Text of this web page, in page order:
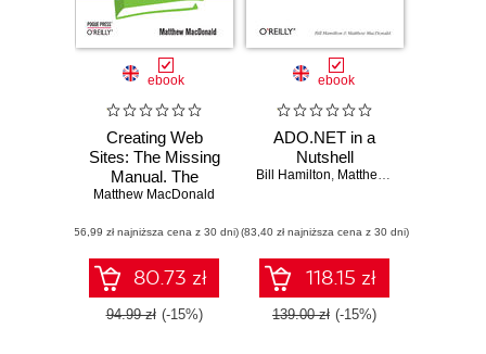
ebook
Creating Web
Sites: The Missing
Manual. The
Missing Manual
Matthew MacDonald
(56,99 zł najniższa cena z 30 dni)
80.73 zł
94.99 zł (-15%)
ebook
ADO.NET in a
Nutshell
Bill Hamilton, Matthew MacDonald
(83,40 zł najniższa cena z 30 dni)
118.15 zł
139.00 zł (-15%)